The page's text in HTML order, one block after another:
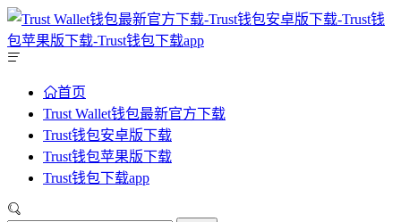
首页
Trust Wallet钱包最新官方下载
Trust钱包安卓版下载
Trust钱包苹果版下载
Trust钱包下载app